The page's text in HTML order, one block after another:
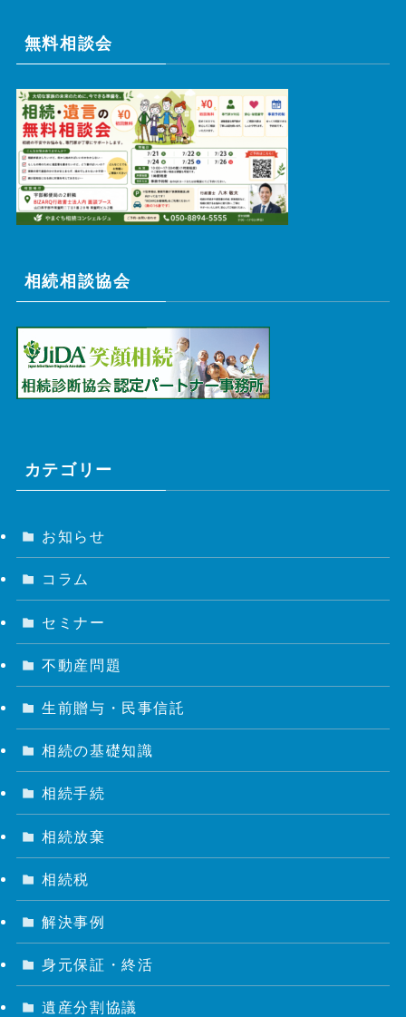
無料相談会
相続相談協会
カテゴリー
お知らせ
コラム
セミナー
不動産問題
生前贈与・民事信託
相続の基礎知識
相続手続
相続放棄
相続税
解決事例
身元保証・終活
遺産分割協議